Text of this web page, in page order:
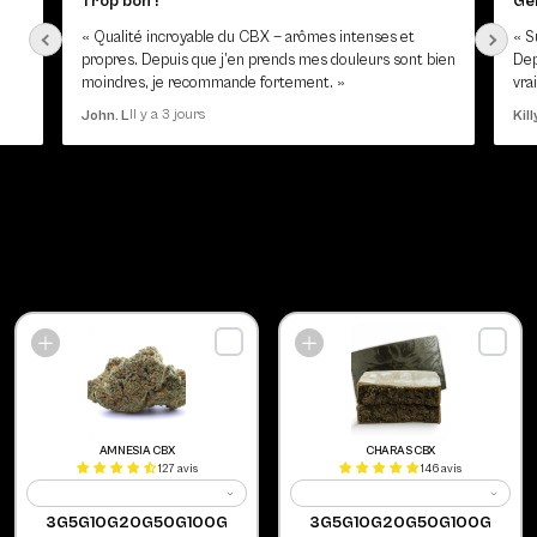
« Qualité incroyable du CBX — arômes intenses et
propres. Depuis que j’en prends mes douleurs sont bien
moindres, je recommande fortement. »
John. L Il y a 3 jours
«
AMNESIA CBX
127 avis
3G5G10G20G50G100G
CHARAS CBX
146 avis
3G5G10G20G50G100G